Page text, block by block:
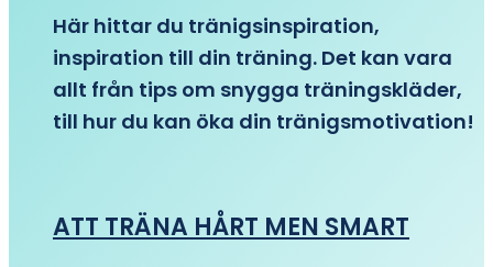
Här hittar du tränigsinspiration,
inspiration till din träning. Det kan vara
allt från tips om snygga träningskläder,
till hur du kan öka din tränigsmotivation!
ATT TRÄNA HÅRT MEN SMART